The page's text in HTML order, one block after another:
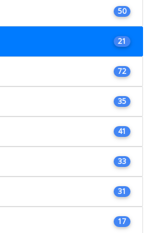
50
21
72
35
41
33
31
17